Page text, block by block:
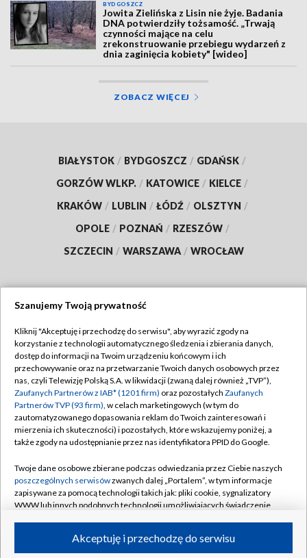
BYDGOSZCZ
Jowita Zielińska z Lisin nie żyje. Badania
DNA potwierdziły tożsamość. „Trwają
czynności mające na celu
zrekonstruowanie przebiegu wydarzeń z
dnia zaginięcia kobiety" [wideo]
ZOBACZ WIĘCEJ
BIAŁYSTOK / BYDGOSZCZ / GDAŃSK /
GORZÓW WLKP. / KATOWICE / KIELCE /
KRAKÓW / LUBLIN / ŁÓDŹ / OLSZTYN /
OPOLE / POZNAŃ / RZESZÓW /
SZCZECIN / WARSZAWA / WROCŁAW
TVP
Abonament TVP
Emisja w TVP
Centrum informacji TVP
Naziemna Telewizja Cyfrowa
Rada Programowa
System NOS
Informacje o nadawcy
Program dla prasy
Regulamin TVP
Polityka prywatności
Moje zgody
Pomoc
Kontakt
Kanały
Szanujemy Twoją prywatność
Kliknij "Akceptuję i przechodzę do serwisu", aby wyrazić zgody na
korzystanie z technologii automatycznego śledzenia i zbierania danych,
dostęp do informacji na Twoim urządzeniu końcowym i ich
przechowywanie oraz na przetwarzanie Twoich danych osobowych przez
nas, czyli Telewizję Polską S.A. w likwidacji (zwaną dalej również „TVP”),
Zaufanych Partnerów z IAB* (1201 firm) oraz pozostałych Zaufanych
Partnerów TVP (93 firm), w celach marketingowych (w tym do
zautomatyzowanego dopasowania reklam do Twoich zainteresowań i
mierzenia ich skuteczności) i pozostałych, które wskazujemy poniżej, a
także zgody na udostępnianie przez nas identyfikatora PPID do Google.
Twoje dane osobowe zbierane podczas odwiedzania przez Ciebie naszych
poszczególnych serwisówzwanych dalej „Portalem”, w tym informacje
zapisywane za pomocą technologii takich jak: pliki cookie, sygnalizatory
WWW lub innych podobnych technologii umożliwiających świadczenie
ruchu w Internecie.Akceptuję i przechodzę do serwisu